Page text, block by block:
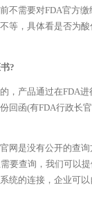
需要对FDA官方缴
等，具体看是否为酸
?
产品通过在FDA进
回函(有FDA行政长
是没有公开的查询
要查询，我们可以
统的连接，企业可